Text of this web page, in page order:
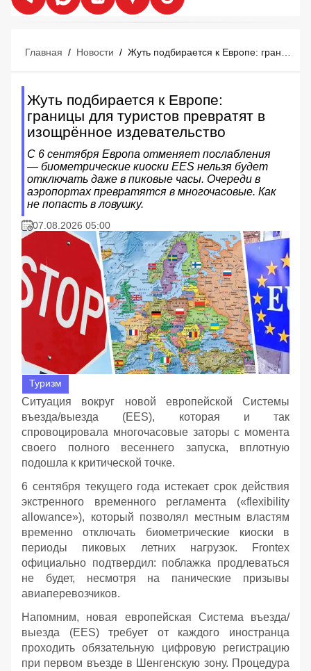
Главная / Новости /
Жуть подбирается к Европе:
границы для туристов превратят в
изощрённое издевательство
С 6 сентября Европа отменяет послабления
— биометрические киоски EES нельзя будет
отключать даже в пиковые часы. Очереди в
аэропортах превратятся в многочасовые. Как
не попасть в ловушку.
07.08.2026 05:00
Туризм
Ситуация вокруг новой европейской Системы
въезда/выезда (EES), которая и так
спровоцировала многочасовые заторы с момента
своего полного весеннего запуска, вплотную
подошла к критической точке.
6 сентября текущего года истекает срок действия
экстренного временного регламента («flexibility
allowance»), который позволял местным властям
временно отключать биометрические киоски в
периоды пиковых летних нагрузок. Frontex
официально подтвердил: поблажка продлеваться
не будет, несмотря на панические призывы
авиаперевозчиков.
Напомним, новая европейская Система въезда/
выезда (EES) требует от каждого иностранца
проходить обязательную цифровую регистрацию
при первом въезде в Шенгенскую зону. Процедура